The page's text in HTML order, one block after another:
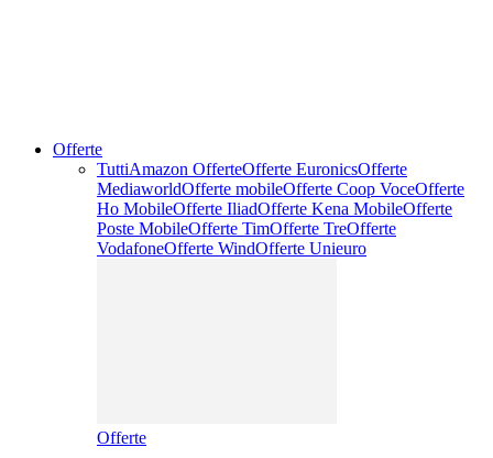
Offerte
TuttiAmazon OfferteOfferte EuronicsOfferte
MediaworldOfferte mobileOfferte Coop VoceOfferte
Ho MobileOfferte IliadOfferte Kena MobileOfferte
Poste MobileOfferte TimOfferte TreOfferte
VodafoneOfferte WindOfferte Unieuro
Offerte